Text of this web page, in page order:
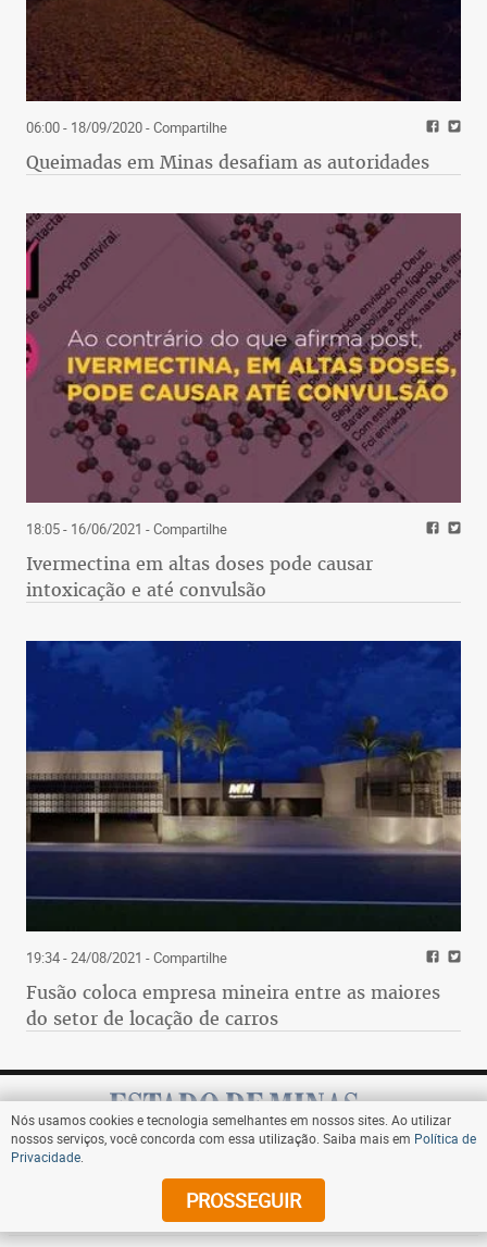
06:00 - 18/09/2020- Compartilhe
Queimadas em Minas desafiam as autoridades
18:05 - 16/06/2021 - Compartilhe
Ivermectina em altas doses pode causar
intoxicação e até convulsão
19:34 - 24/08/2021 - Compartilhe
Fusão coloca empresa mineira entre as maiores
do setor de locação de carros
Assine
Nós usamos cookies e tecnologia semelhantes em nossos sites. Ao utilizar
nossos serviços, você concorda com essa utilização. Saiba mais em Política de
Privacidade
PROSSEGUIR